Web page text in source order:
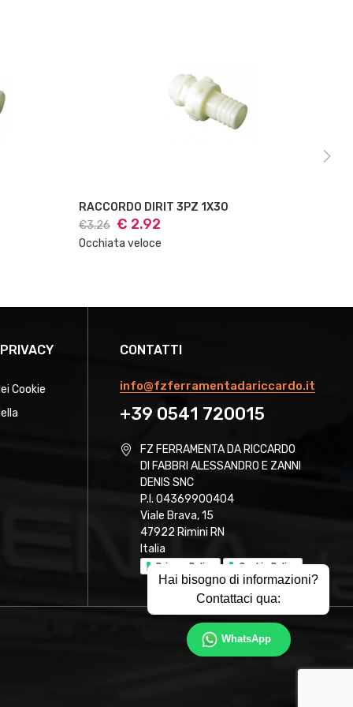
RACCORDO DIRIT 3PZ 1X30
€3.26 € 2.92
Occhiata veloce
Hai bisogno di informazioni?
Contattaci qua:
WhatsApp
CONTATTI
info@fzferramentadariccardo.it
+39 0541 720015
FZ FERRAMENTA DA RICCARDO
DI FABBRI ALESSANDRO E ZANNI
DENIS SNC
P.I. 04369900404
Viale Brava, 15
47922 Rimini RN
Italia
Privacy Policy Cookie Policy
Cookie